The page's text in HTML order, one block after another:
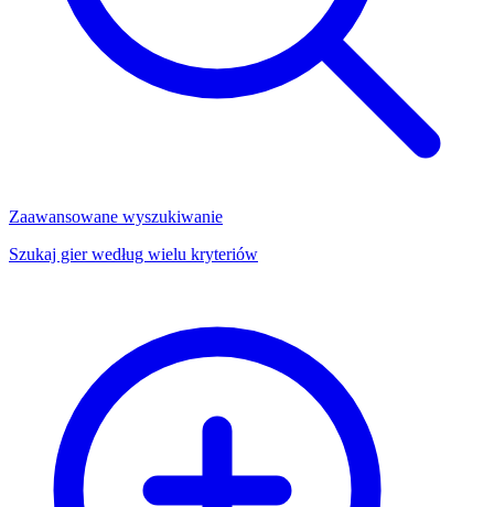
Zaawansowane wyszukiwanie
Szukaj gier według wielu kryteriów